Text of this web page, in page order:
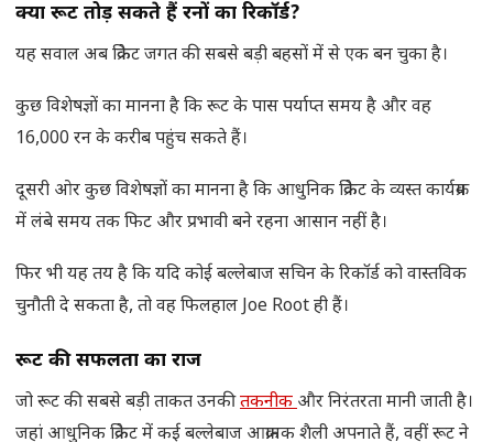
क्या रूट तोड़ सकते हैं रनों का रिकॉर्ड?
यह सवाल अब क्रिकेट जगत की सबसे बड़ी बहसों में से एक बन चुका है।
कुछ विशेषज्ञों का मानना है कि रूट के पास पर्याप्त समय है और वह
16,000 रन के करीब पहुंच सकते हैं।
दूसरी ओर कुछ विशेषज्ञों का मानना है कि आधुनिक क्रिकेट के व्यस्त कार्यक्रम
में लंबे समय तक फिट और प्रभावी बने रहना आसान नहीं है।
फिर भी यह तय है कि यदि कोई बल्लेबाज सचिन के रिकॉर्ड को वास्तविक
चुनौती दे सकता है, तो वह फिलहाल Joe Root ही हैं।
रूट की सफलता का राज
जो रूट की सबसे बड़ी ताकत उनकीतकनीकऔर निरंतरता मानी जाती है।
जहां आधुनिक क्रिकेट में कई बल्लेबाज आक्रामक शैली अपनाते हैं, वहीं रूट ने